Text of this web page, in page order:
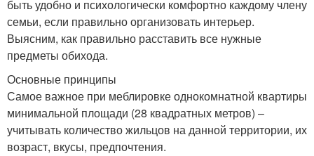
быть удобно и психологически комфортно каждому члену
семьи, если правильно организовать интерьер.
Выясним, как правильно расставить все нужные
предметы обихода.
Основные принципы
Самое важное при меблировке однокомнатной квартиры
минимальной площади (28 квадратных метров) –
учитывать количество жильцов на данной территории, их
возраст, вкусы, предпочтения.